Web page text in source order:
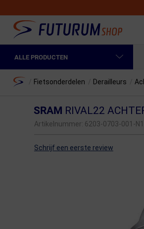
ALLE PRODUCTEN
Fietskleding Heren
Fietsonderdelen
Home Fietsonderdelen Derailleurs
SRAM RIVAL22
Artikelnummer: 6203-0703-001-
Schrijf een eerste review